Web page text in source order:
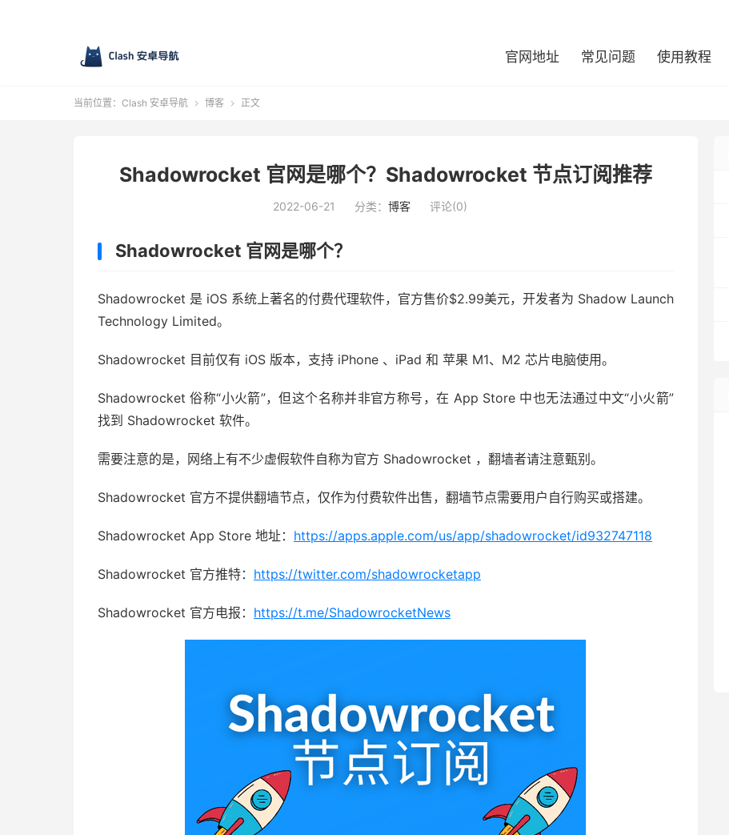
官网地址 常见问题 使用教程
当前位置： Clash 安卓导航  博客  正文
Shadowrocket 官网是哪个？Shadowrocket 节点订阅推荐
2022-06-21 分类： 博客 评论(0)
Shadowrocket 官网是哪个？
Shadowrocket 是 iOS 系统上著名的付费代理软件，官方售价$2.99美元，开发者为 Shadow Launch
Technology Limited。
Shadowrocket 目前仅有 iOS 版本，支持 iPhone 、iPad 和 苹果 M1、M2 芯片电脑使用。
Shadowrocket 俗称“小火箭”，但这个名称并非官方称号，在 App Store 中也无法通过中文“小火箭”
找到 Shadowrocket 软件。
需要注意的是，网络上有不少虚假软件自称为官方 Shadowrocket ，翻墙者请注意甄别。
Shadowrocket 官方不提供翻墙节点，仅作为付费软件出售，翻墙节点需要用户自行购买或搭建。
Shadowrocket App Store 地址： https://apps.apple.com/us/app/shadowrocket/id932747118
Shadowrocket 官方推特： https://twitter.com/shadowrocketapp
Shadowrocket 官方电报： https://t.me/ShadowrocketNews